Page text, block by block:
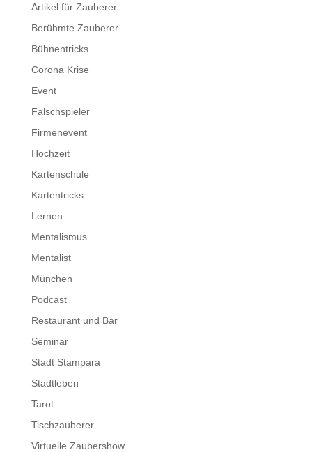
Artikel für Zauberer
Berühmte Zauberer
Bühnentricks
Corona Krise
Event
Falschspieler
Firmenevent
Hochzeit
Kartenschule
Kartentricks
Lernen
Mentalismus
Mentalist
München
Podcast
Restaurant und Bar
Seminar
Stadt Stampara
Stadtleben
Tarot
Tischzauberer
Virtuelle Zaubershow